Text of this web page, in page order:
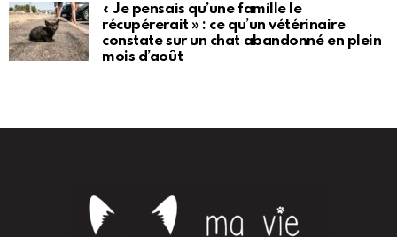
« Je pensais qu’une famille le
récupérerait » : ce qu’un vétérinaire
constate sur un chat abandonné en plein
mois d’août